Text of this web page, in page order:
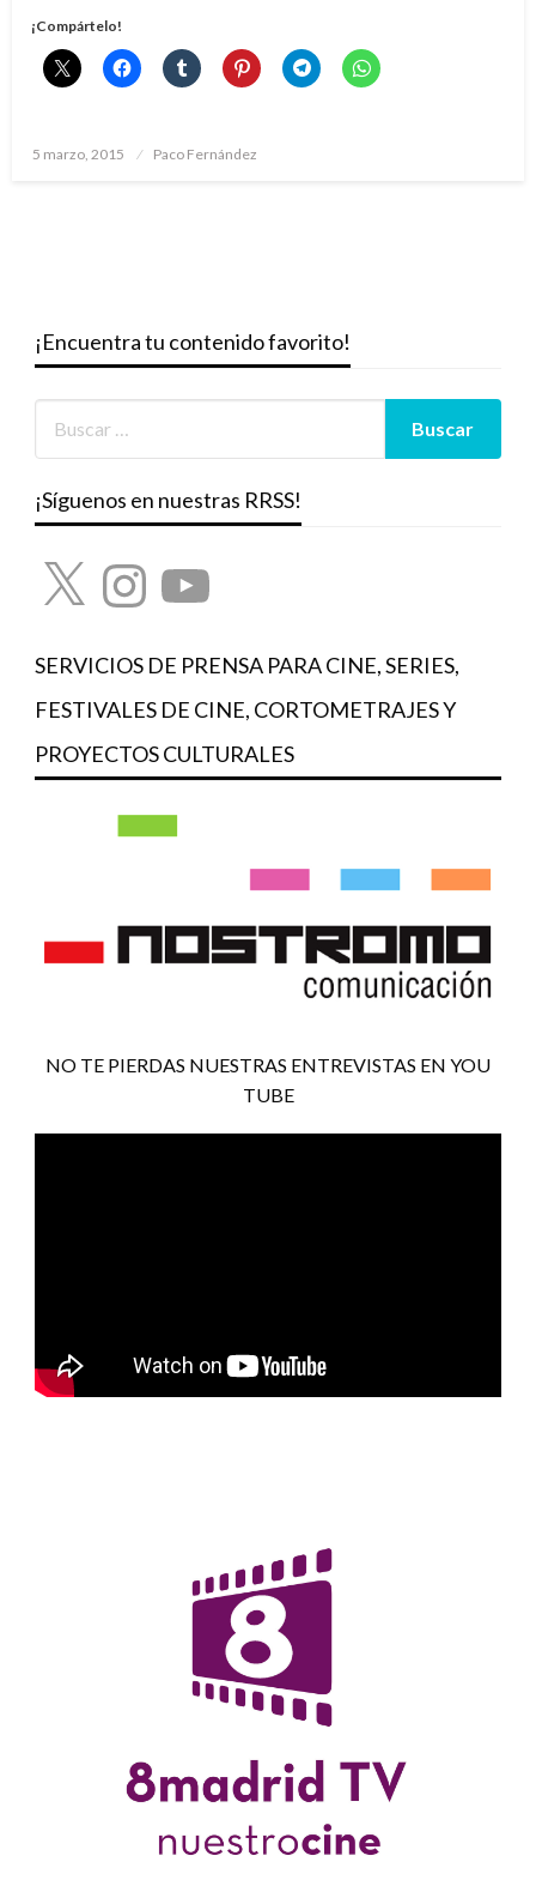
¡Compártelo!
Publicado
5 marzo, 2015 Paco Fernández
¡Encuentra tu contenido favorito!
¡Síguenos en nuestras RRSS!
X InstagramYouTube
SERVICIOS DE PRENSA PARA CINE, SERIES,
FESTIVALES DE CINE, CORTOMETRAJES Y
PROYECTOS CULTURALES
NO TE PIERDAS NUESTRAS ENTREVISTAS EN YOU
TUBE